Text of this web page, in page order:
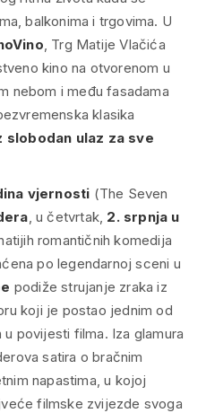
balkonima i trgovima. U
, Trg Matije Vlačića
kino na otvorenom u
nebom i među fasadama
klasika
slobodan ulaz za sve
vjernosti (The Seven
, u četvrtak, 2. srpnja u
romantičnih komedija
po legendarnoj sceni u
podiže strujanje zraka iz
koji je postao jednim od
povijesti filma. Iza glamura
satira o bračnim
napastima, u kojoj
filmske zvijezde svoga